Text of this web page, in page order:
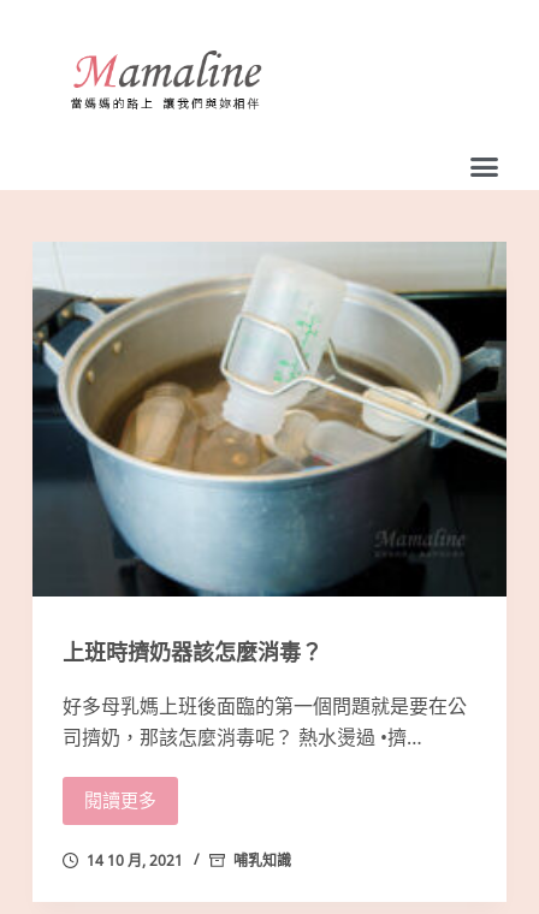
容
上班時擠奶器該怎麼消毒？
好多母乳媽上班後面臨的第一個問題就是要在公
司擠奶，那該怎麼消毒呢？ 熱水燙過 •擠…
閱讀更多
14 10 月, 2021 哺乳知識